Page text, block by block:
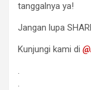
tanggalnya ya!
Jangan lupa
Kunjungi kami di
.
.